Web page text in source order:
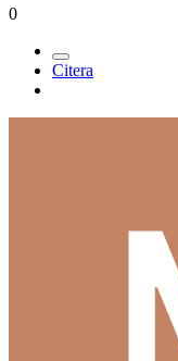
0
Citera